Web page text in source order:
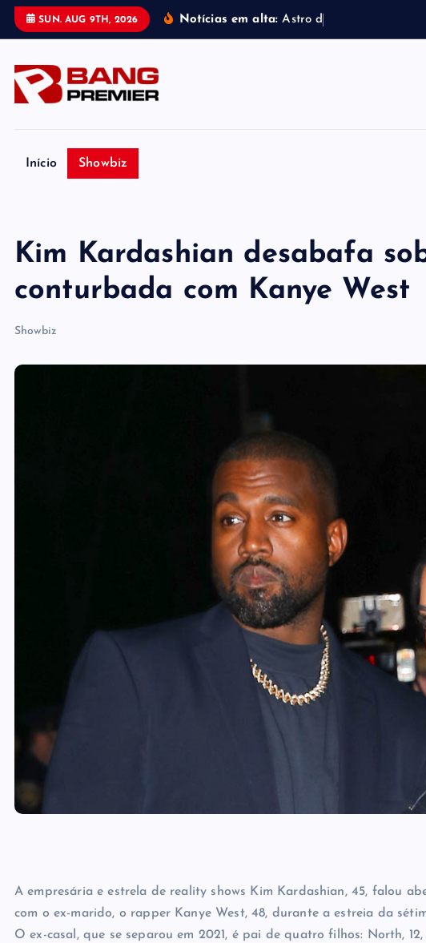
SUN. AUG 9TH, 2026 Notícias em alta: Astro d
Início Showbiz
Kim Kardashian desabafa
conturbada com Kanye West
Showbiz
A empresária e estrela de reality shows Kim Kardashian, 45, falou
com o ex-marido, o rapper Kanye West, 48, durante a estreia da
O ex-casal, que se separou em 2021, é pai de quatro filhos: North, 12,